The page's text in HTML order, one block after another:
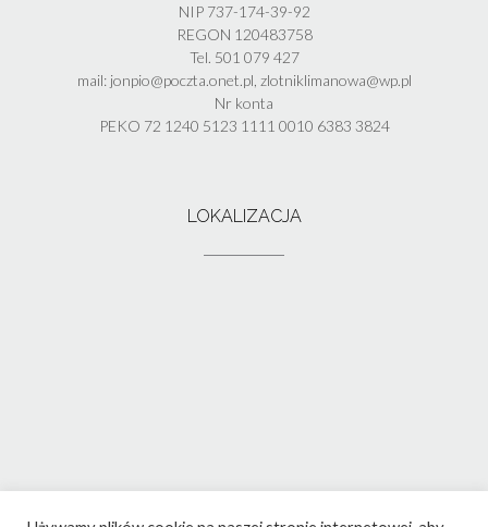
NIP 737-174-39-92
REGON 120483758
Tel. 501 079 427
mail: jonpio@poczta.onet.pl, zlotniklimanowa@wp.pl
Nr konta
PEKO 72 1240 5123 1111 0010 6383 3824
LOKALIZACJA